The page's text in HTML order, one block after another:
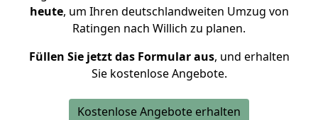
heute, um Ihren deutschlandweiten Umzug von
Ratingen nach Willich zu planen.
Füllen Sie jetzt das Formular aus, und erhalten
Sie kostenlose Angebote.
Kostenlose Angebote erhalten